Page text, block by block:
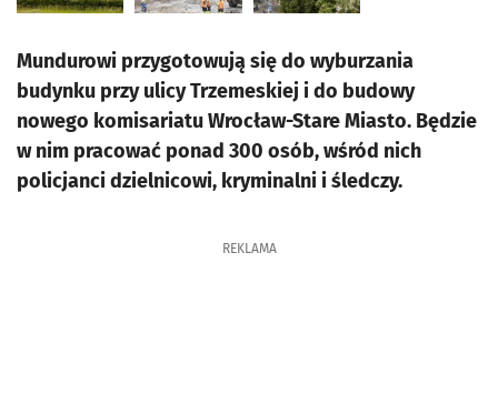
Mundurowi przygotowują się do wyburzania
budynku przy ulicy Trzemeskiej i do budowy
nowego komisariatu Wrocław-Stare Miasto. Będzie
w nim pracować ponad 300 osób, wśród nich
policjanci dzielnicowi, kryminalni i śledczy.
REKLAMA